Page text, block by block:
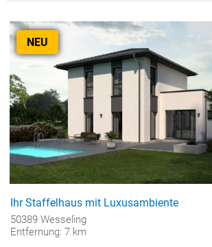
NEU
Ihr Staffelhaus mit Luxusambiente
50389 Wesseling
Entfernung: 7 km